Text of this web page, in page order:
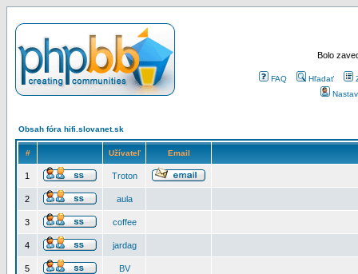
Bolo
FAQ Hľadať
Obsah fóra hifi.slovanet.sk
# Užívateľ Email
1 Troton
2 aula
3 coffee
4 jardag
5 BV